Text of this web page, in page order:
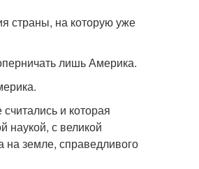
страны, на которую уже
лишь Америка.
и которая
наукой, с великой
на земле, справедливого